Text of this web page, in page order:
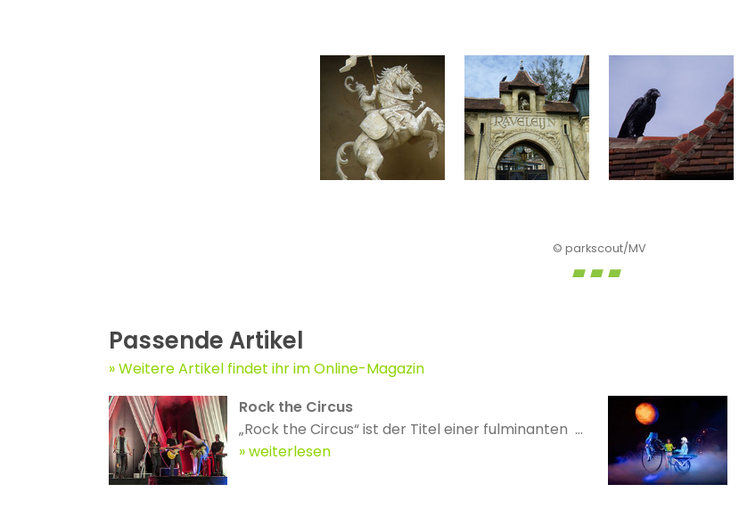
© parkscout/MV
Passende Artikel
Weitere Artikel findet ihr im Online-Magazin
Rock the Circus
„Rock the Circus“ ist der Titel einer fulminanten ...
weiterlesen